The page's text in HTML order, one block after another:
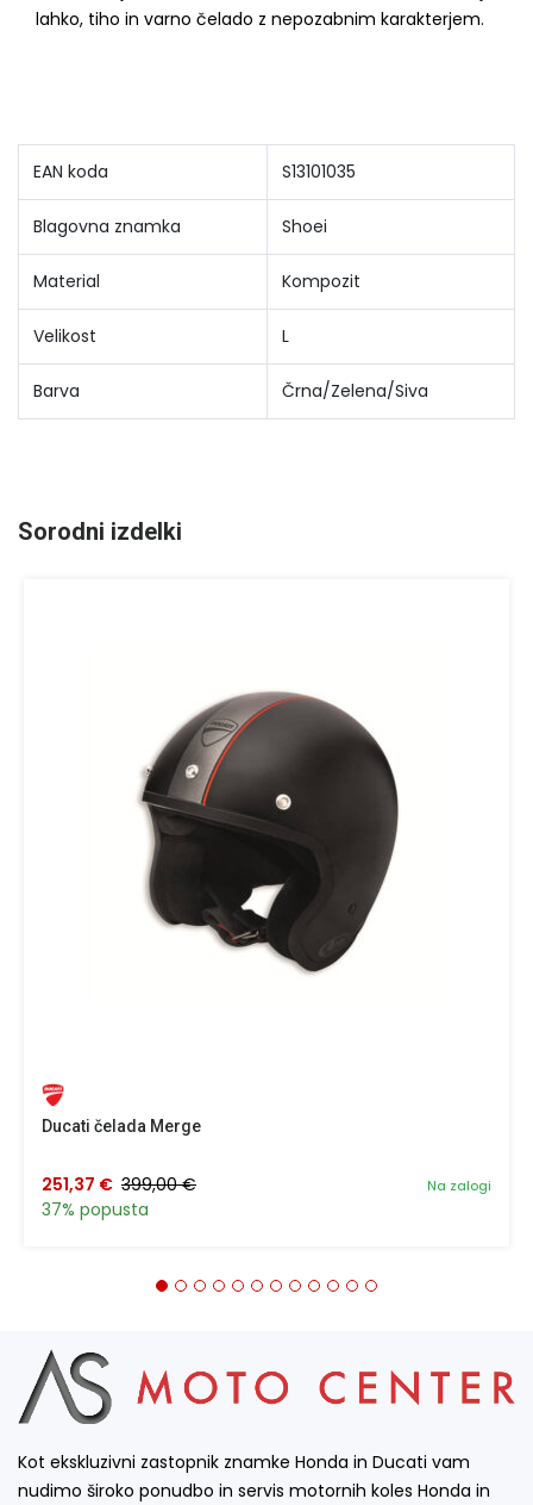
lahko, tiho in varno čelado z nepozabnim karakterjem.
EAN koda S13101035
Blagovna znamka Shoei
Material Kompozit
Velikost L
Barva Črna/Zelena/Siva
Sorodni izdelki
Ducati čelada Merge
Na zalogi
251,37 € 399,00 €
37% popusta
Kot ekskluzivni zastopnik znamke Honda in Ducati vam
nudimo široko ponudbo in servis motornih koles Honda in